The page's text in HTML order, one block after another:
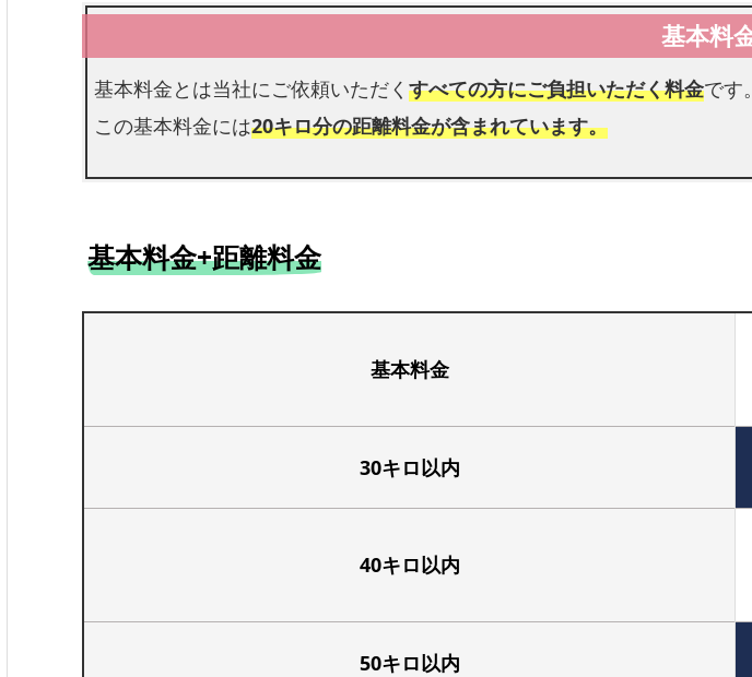
基本料金とは当社にご依頼いただくすべての方にご負担いただく料金です。
この基本料金には20キロ分の距離料金が含まれています。
基本料金+距離料金
基本料金
30キロ以内
40キロ以内
50キロ以内